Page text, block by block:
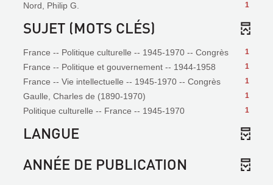
1
Nord, Philip G.
SUJET (MOTS CLÉS)
1
France -- Politique culturelle -- 1945-1970 -- Congrès
1
France -- Politique et gouvernement -- 1944-1958
1
France -- Vie intellectuelle -- 1945-1970 -- Congrès
1
Gaulle, Charles de (1890-1970)
1
Politique culturelle -- France -- 1945-1970
LANGUE
ANNÉE DE PUBLICATION